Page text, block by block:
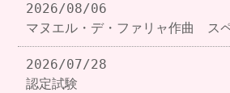
2026/08/06
マヌエル・デ・ファリャ作曲 ス
2026/07/28
認定試験